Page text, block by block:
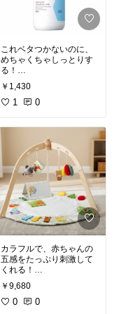
これベタつかないのに、
めちゃくちゃしっとりす
る！
何よりコスパ良し☝🏻
￥1,430
1 0
カラフルで、赤ちゃんの
五感をたっぷり刺激して
くれる！
きも、ミラーがあると赤
ちゃんは興味津々だよ🩷
￥9,680
0 0